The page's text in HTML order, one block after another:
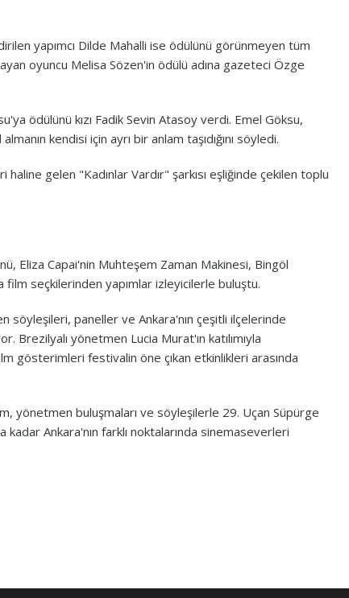
yapımcı Dilde Mahalli ise ödülünü görünmeyen tüm
oyuncu Melisa Sözen'in ödülü adına gazeteci Özge
ödülünü kızı Fadik Sevin Atasoy verdi. Emel Göksu,
kendisi için ayrı bir anlam taşıdığını söyledi.
gelen "Kadınlar Vardır" şarkısı eşliğinde çekilen toplu
Eliza Capai'nin Muhteşem Zaman Makinesi, Bingöl
film seçkilerinden yapımlar izleyicilerle buluştu.
söyleşileri, paneller ve Ankara'nın çeşitli ilçelerinde
yönetmen Lucia Murat'ın katılımıyla
gösterimleri festivalin öne çıkan etkinlikleri arasında
yönetmen buluşmaları ve söyleşilerle 29. Uçan Süpürge
kadar Ankara'nın farklı noktalarında sinemaseverleri